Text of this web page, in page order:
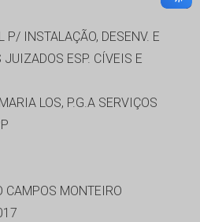
P/ INSTALAÇÃO, DESENV. E
ESP. CÍVEIS E
LOS, P.G.A SERVIÇOS
CAMPOS MONTEIRO